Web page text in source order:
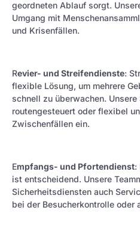
geordneten Ablauf sorgt.
Umgang mit
und Krisenfällen.
Revier- und Streifendienste:
flexible Lösung, um mehrere
schnell zu überwachen.
routengesteuert oder flexibel
Zwischenfällen ein.
Empfangs- und Pfortendienst:
ist entscheidend. Unsere
Sicherheitsdiensten auch
bei der Besucherkontrolle oder